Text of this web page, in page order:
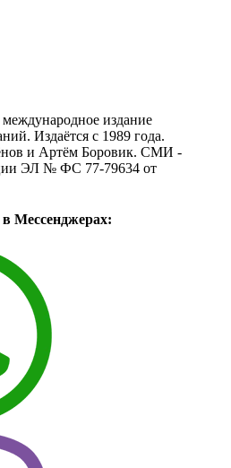
издание
Издаётся с 1989 года.
и Артём Боровик. CМИ -
ЭЛ № ФС 77-79634 от
Мессенджерах: